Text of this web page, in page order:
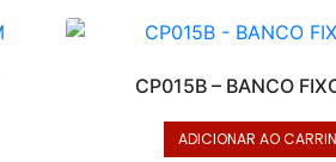
CP015B – BANCO
ADICIONAR AO